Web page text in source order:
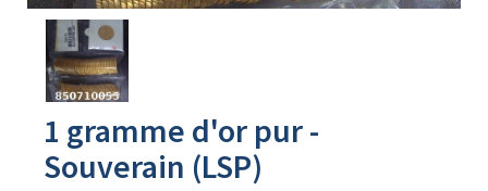
Avers
produit
1 gramme d'or pur -
Souverain (LSP)